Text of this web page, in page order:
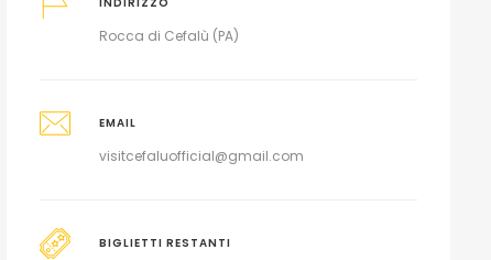
Rocca di Cefalù (PA)
EMAIL
visitcefaluofficial@gmail.com
BIGLIETTI RESTANTI